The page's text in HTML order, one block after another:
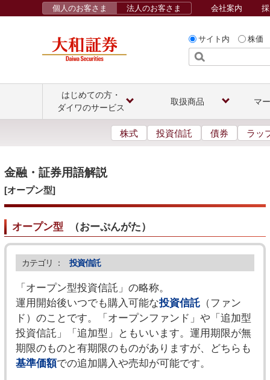
サイト内 株価
個人のお客さま 法人のお客さま 会社案内
はじめての方・
ダイワのサービス
取扱商品 マ
株式 投資信託 債券 ラッ
金融・証券用語解説
[オープン型]
オープン型 （おーぷんがた）
カテゴリ ： 投資信託
「オープン型投資信託」の略称。
運用開始後いつでも購入可能な投資信託（ファン
ド）のことです。「オープンファンド」や「追加型
投資信託」「追加型」ともいいます。運用期限が無
期限のものと有期限のものがありますが、どちらも
基準価額での追加購入や売却が可能です。